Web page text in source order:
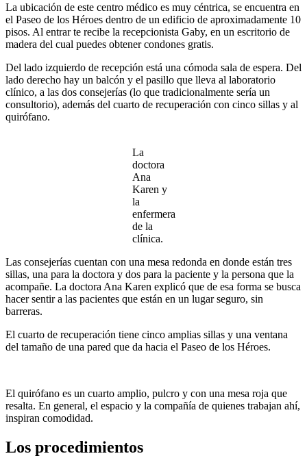
La ubicación de este centro médico es muy céntrica, se encuentra en
el Paseo de los Héroes dentro de un edificio de aproximadamente 10
pisos. Al entrar te recibe la recepcionista Gaby, en un escritorio de
madera del cual puedes obtener condones gratis.
Del lado izquierdo de recepción está una cómoda sala de espera. Del
lado derecho hay un balcón y el pasillo que lleva al laboratorio
clínico, a las dos consejerías (lo que tradicionalmente sería un
consultorio), además del cuarto de recuperación con cinco sillas y al
quirófano.
La
doctora
Ana
Karen y
la
enfermera
de la
clínica.
Las consejerías cuentan con una mesa redonda en donde están tres
sillas, una para la doctora y dos para la paciente y la persona que la
acompañe. La doctora Ana Karen explicó que de esa forma se busca
hacer sentir a las pacientes que están en un lugar seguro, sin
barreras.
El cuarto de recuperación tiene cinco amplias sillas y una ventana
del tamaño de una pared que da hacia el Paseo de los Héroes.
El quirófano es un cuarto amplio, pulcro y con una mesa roja que
resalta. En general, el espacio y la compañía de quienes trabajan ahí,
inspiran comodidad.
Los procedimientos